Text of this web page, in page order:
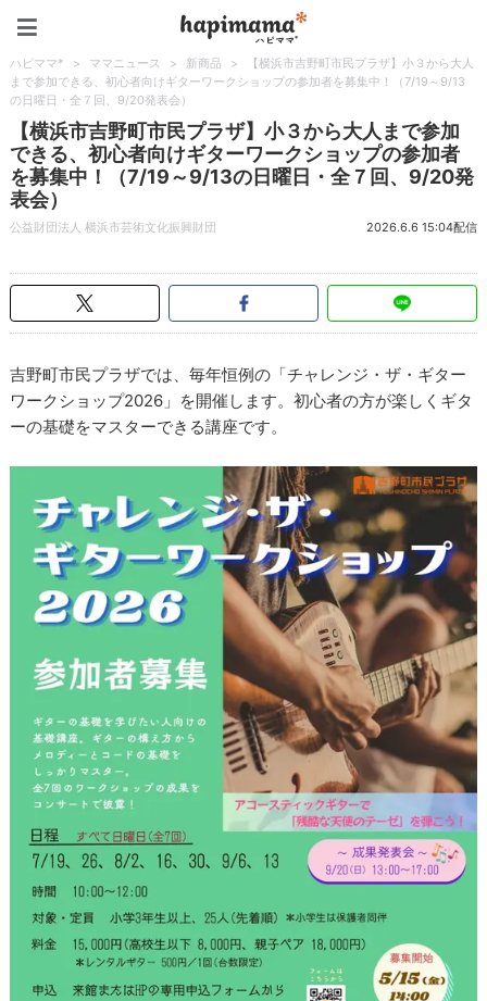
ハピママ* > ママニュース > 新商品 >
【横浜市吉野町市民プラザ】小３から大人
まで参加できる、初心者向けギターワークショップの参加者を募集中！（7/19～9/13
の日曜日・全７回、9/20発表会）
【横浜市吉野町市民プラザ】小３から大人まで参加
できる、初心者向けギターワークショップの参加者
を募集中！（7/19～9/13の日曜日・全７回、9/20発
表会）
公益財団法人 横浜市芸術文化振興財団 2026.6.6 15:04配信
吉野町市民プラザでは、毎年恒例の「チャレンジ・ザ・ギター
ワークショップ2026」を開催します。初心者の方が楽しくギタ
ーの基礎をマスターできる講座です。